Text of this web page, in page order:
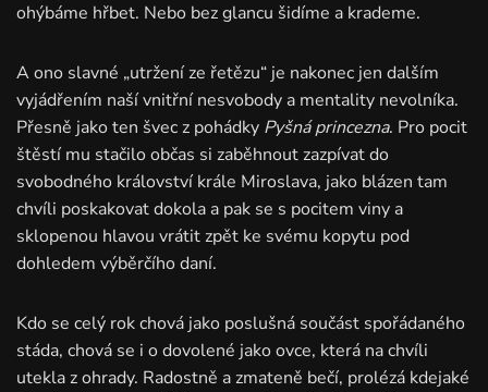
ohýbáme hřbet. Nebo bez glancu šidíme a krademe.
A ono slavné „utržení ze řetězu“ je nakonec jen dalším
vyjádřením naší vnitřní nesvobody a mentality nevolníka.
Přesně jako ten švec z pohádky Pyšná princezna. Pro pocit
štěstí mu stačilo občas si zaběhnout zazpívat do
svobodného království krále Miroslava, jako blázen tam
chvíli poskakovat dokola a pak se s pocitem viny a
sklopenou hlavou vrátit zpět ke svému kopytu pod
dohledem výběrčího daní.
Kdo se celý rok chová jako poslušná součást spořádaného
stáda, chová se i o dovolené jako ovce, která na chvíli
utekla z ohrady. Radostně a zmateně bečí, prolézá kdejaké